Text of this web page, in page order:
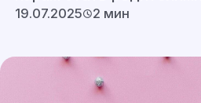
19.07.2025 2 мин